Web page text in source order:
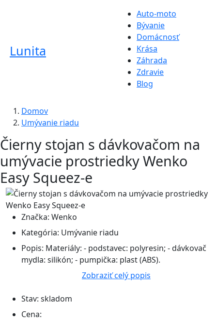
Lunita
Auto-moto
Bývanie
Domácnosť
Krása
Záhrada
Zdravie
Blog
Domov
Umývanie riadu
Čierny stojan s dávkovačom na
umývacie prostriedky Wenko
Easy Squeez-e
Značka: Wenko
Kategória: Umývanie riadu
Popis: Materiály: - podstavec: polyresin; - dávkovač
mydla: silikón; - pumpička: plast (ABS).
Zobraziť celý popis
Stav: skladom
Cena: